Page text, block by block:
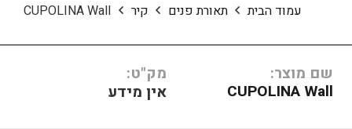
עמוד הבית תאורת פנים קיר CUPOLINA Wall
שם מוצר:
CUPOLINA Wall
מק"ט:
אין מידע